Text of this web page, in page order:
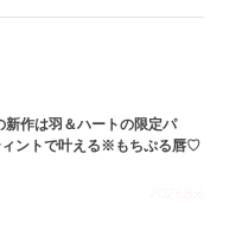
作は羽＆ハートの限定パ
ィントで叶える※もちぷる唇♡